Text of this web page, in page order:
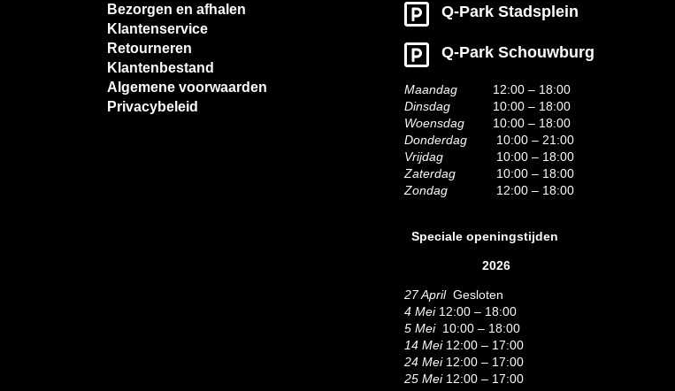
Bezorgen en afhalen
Klantenservice
Retourneren
Klantenbestand
Algemene voorwaarden
Privacybeleid
Q-Park Stadsplein
Q-Park Schouwburg
Maandag
12:00 – 18:00
Dinsdag
10:00 – 18:00
Woensdag
10:00 – 18:00
Donderdag
10:00 – 21:00
Vrijdag
10:00 – 18:00
Zaterdag
10:00 – 18:00
Zondag
12:00 – 18:00
Speciale openingstijden
2026
27 AprilGesloten
4 Mei12:00 – 18:00
5 Mei10:00 – 18:00
14 Mei12:00 – 17:00
24 Mei12:00 – 17:00
25 Mei 12:00 – 17:00